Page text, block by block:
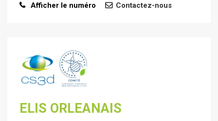
Afficher le numéro
Contactez-nous
ELIS ORLEANAIS